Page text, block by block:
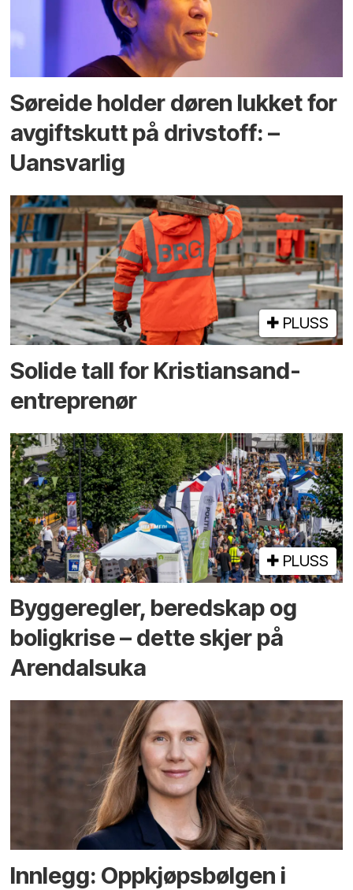
Søreide holder døren lukket for
avgiftskutt på drivstoff: –
Uansvarlig
PLUSS
Solide tall for Kristiansand-
entreprenør
PLUSS
Bygge­regler, beredskap og
bolig­krise – dette skjer på
Arendals­uka
Innlegg: Oppkjøps­bølgen i